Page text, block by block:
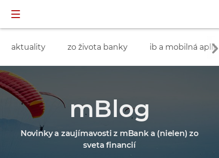
aktuality zo života banky ib a mobilná
mBlog
Novinky a zaujímavosti z mBank a (nielen) zo
sveta financií